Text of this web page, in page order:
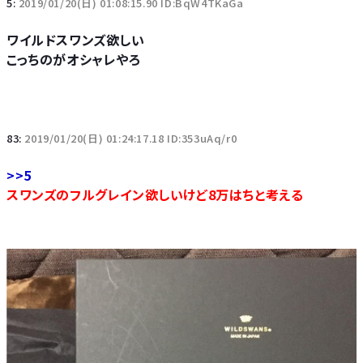
ワイルドスワンズ欲しい
こっちのがオシャレやろ
83: 2019/01/20(日) 01:24:17.18 ID:353uAq/r0
>>5
スワンズのフルグレイン欲しいけど8万はちと考える